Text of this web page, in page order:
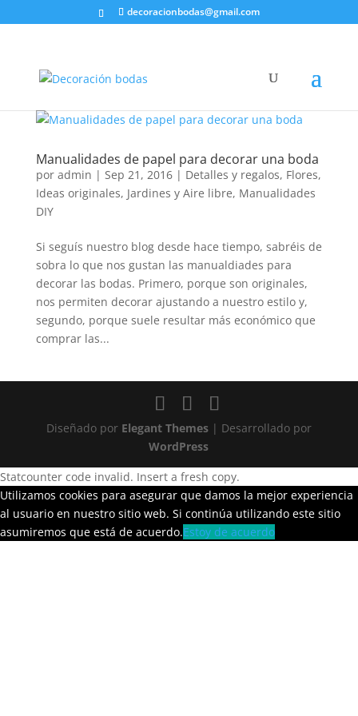
decoracionbodas@gmail.com
Manualidades de papel para decorar una boda
por admin | Sep 21, 2016| Detalles y regalos, Flores,
Ideas originales, Jardines y Aire libre, Manualidades
DIY
Si seguís nuestro blog desde hace tiempo, sabréis de
sobra lo que nos gustan las manualdiades para
decorar las bodas. Primero, porque son originales,
nos permiten decorar ajustando a nuestro estilo y,
segundo, porque suele resultar más económico que
comprar las...
Diseñado por Elegant Themes| Desarrollado por
WordPress
Statcounter code invalid. Insert a fresh copy.
Utilizamos cookies para asegurar que damos la mejor experiencia
al usuario en nuestro sitio web. Si continúa utilizando este sitio
asumiremos que está de acuerdo.Estoy de acuerdo